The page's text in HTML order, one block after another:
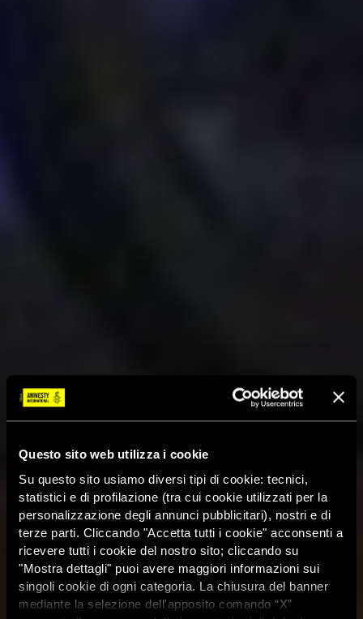
Questo sito web utilizza i cookie
Su questo sito usiamo diversi tipi di cookie: tecnici,
statistici e di profilazione (tra cui cookie utilizzati per la
personalizzazione degli annunci pubblicitari), nostri e di
terze parti. Cliccando "Accetta tutti i cookie" acconsenti a
ricevere tutti i cookie del nostro sito; cliccando su
"Mostra dettagli" puoi avere maggiori informazioni sui
singoli cookie di ogni categoria. La chiusura del banner
mediante la selezione dell'apposito comando “X”